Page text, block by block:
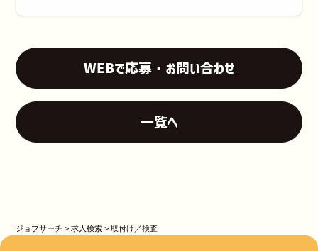
WEBで応募・お問い合わせ
一覧へ
ジョブサーチ >求人検索 >取付け／検査